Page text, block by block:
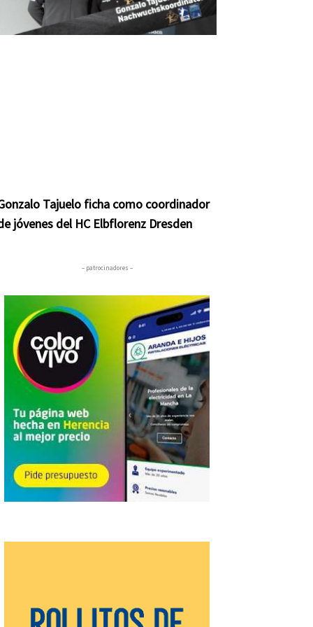
Tajuelo ficha como coordinador
jóvenes del HC Elbflorenz Dresden
– patrocinadores –